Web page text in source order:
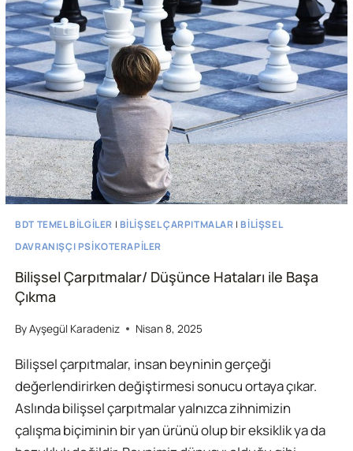
BDT TEMEL BILGILER | BILIŞSEL ÇARPITMALAR |BILIŞSEL
DAVRANIŞÇI PSIKOTERAPILER
Bilişsel Çarpıtmalar/ Düşünce Hataları ile Başa
Çıkma
ByAyşegül Karadeniz Nisan 8, 2025
Bilişsel çarpıtmalar, insan beyninin gerçeği
değerlendirirken değiştirmesi sonucu ortaya çıkar.
Aslında bilişsel çarpıtmalar yalnızca zihnimizin
çalışma biçiminin bir yan ürünü olup bir eksiklik ya da